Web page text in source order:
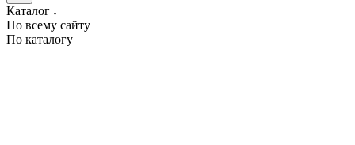
Каталог
По всему сайту
По каталогу